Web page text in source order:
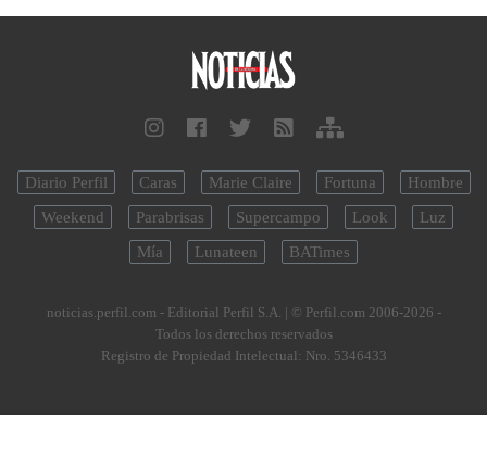
Diario Perfil Caras Marie Claire Fortuna
Hombre
Weekend
Parabrisas Supercampo Look
Luz
Mía
Lunateen BATimes
noticias.perfil.com - Editorial Perfil S.A. | © Perfil.com 2006-2026 -
Todos los derechos reservados
Registro de Propiedad Intelectual: Nro. 5346433